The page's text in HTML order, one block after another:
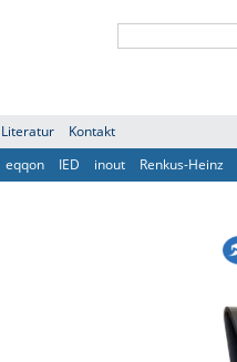
Literatur
Kontakt
eqqon IED inout Renkus-Heinz